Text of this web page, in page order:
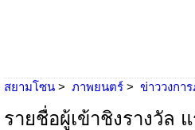
สยามโซน ภาพยนตร์ ข่าววงกา
รายชื่อผู้เข้าชิงรางวัล